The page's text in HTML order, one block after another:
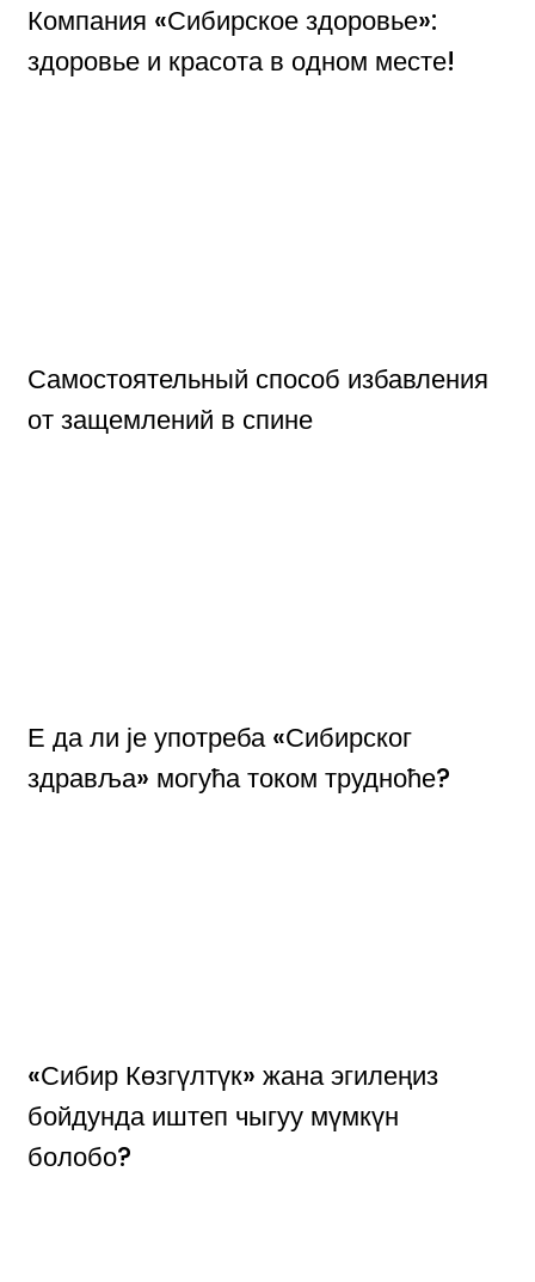
Компания «Сибирское здоровье»:
здоровье и красота в одном месте!
Самостоятельный способ избавления
от защемлений в спине
Е да ли је употреба «Сибирског
здравља» могућа током трудноће?
«Сибир Көзгүлтүк» жана эгилеңиз
бойдунда иштеп чыгуу мүмкүн
болобо?